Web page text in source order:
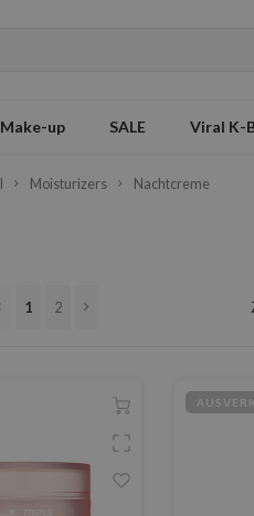
Make-up SALE Viral K-
Moisturizers Nachtcreme
1 2